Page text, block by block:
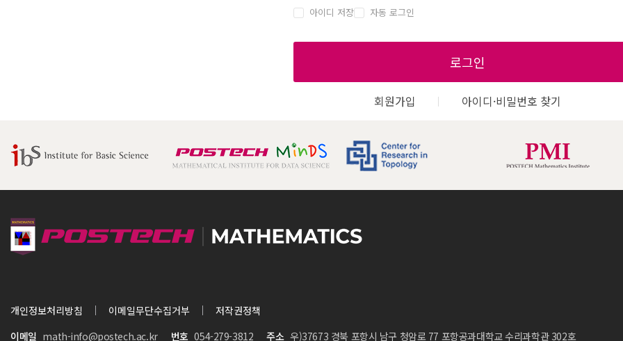
아이디 저장 자동 로그인
로그인
회원가입 아이디·비밀번호 찾기
개인정보처리방침 이메일무단수집거부
저작권정책
이메일 math-info@postech.ac.kr 번호 054-279-3812 주소 우)37673 경북 포항시 남구 청암로 77 포항공과대학교 수리과학관 302호